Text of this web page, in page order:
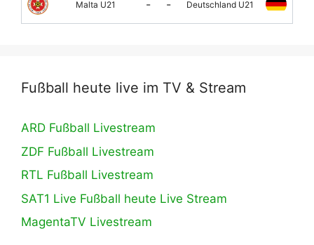
Malta U21 - - Deutschland U21
Fußball heute live im TV & Stream
ARD Fußball Livestream
ZDF Fußball Livestream
RTL Fußball Livestream
SAT1 Live Fußball heute Live Stream
MagentaTV Livestream